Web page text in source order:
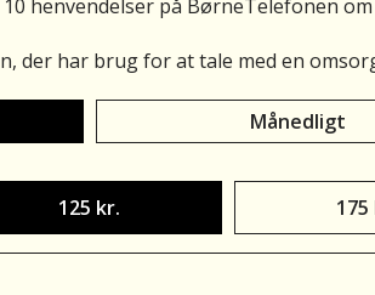
henvendelser på BørneTelefonen om
der har brug for at tale med en
Månedligt
125 kr. 175